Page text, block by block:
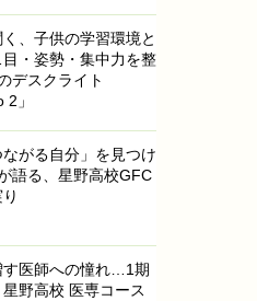
、子供の学習環境と
・姿勢・集中力を整
デスクライト
2」
ながる自分」を見つけ
語る、星野高校GFC
す医師への憧れ…1期
野高校 医専コース